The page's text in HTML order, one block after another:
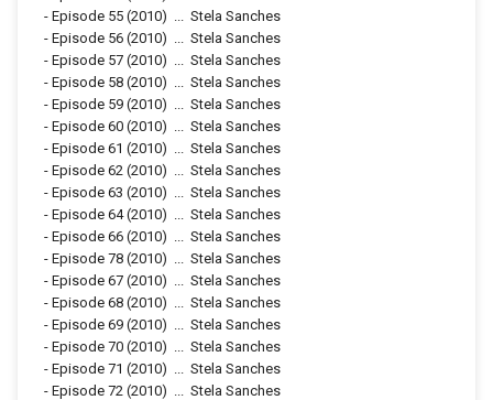
- Episode 55 (2010)
Stela Sanches
- Episode 56 (2010)
Stela Sanches
- Episode 57 (2010)
Stela Sanches
- Episode 58 (2010)
Stela Sanches
- Episode 59 (2010)
Stela Sanches
- Episode 60 (2010)
Stela Sanches
- Episode 61 (2010)
Stela Sanches
- Episode 62 (2010)
Stela Sanches
- Episode 63 (2010)
Stela Sanches
- Episode 64(2010)
Stela Sanches
- Episode 66 (2010)
Stela Sanches
- Episode 78 (2010)
Stela Sanches
- Episode 67 (2010)
Stela Sanches
- Episode 68 (2010)
Stela Sanches
- Episode 69 (2010)
Stela Sanches
- Episode 70 (2010)
Stela Sanches
- Episode 71 (2010)
Stela Sanches
- Episode 72 (2010)
Stela Sanches